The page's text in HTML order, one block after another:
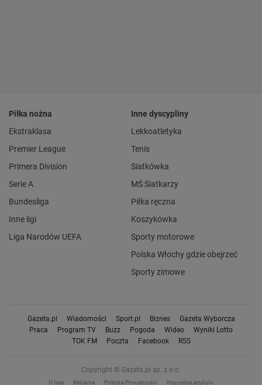
Piłka nożna
Ekstraklasa
Premier League
Primera Division
Serie A
Bundesliga
Inne ligi
Liga Narodów UEFA
Inne dyscypliny
Lekkoatletyka
Tenis
Siatkówka
MŚ Siatkarzy
Piłka ręczna
Koszykówka
Sporty motorowe
Polska Włochy gdzie obejrzeć
Sporty zimowe
Gazeta.pl Wiadomości Sport.pl Biznes
Gazeta Wyborcza
Praca
Program TV Buzz Pogoda Wideo
Wyniki Lotto
TOK FM
Poczta Facebook RSS
Copyright © Gazeta.pl sp. z o.o.
O Nas Reklama Polityka Prywatności Wszystkie artykuły